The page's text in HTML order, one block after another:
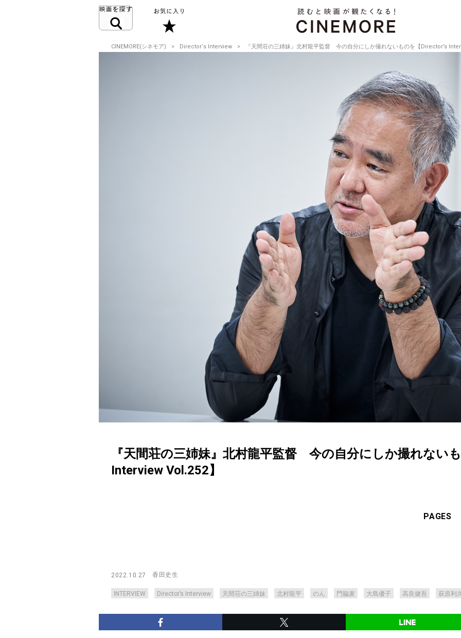
CINEMORE(シネモア) Director‘s Interview 『天間荘の三姉妹』北村龍平監督 今の自分にしか撮れないものを【Director’s
『天間荘の三姉妹』北村龍平監督 今の自分にしか撮れない
Interview Vol.252】
PAGES
2022.10.27 香田史生
INTERVIEW Director’s Interview 天間荘の三姉妹 北村龍平 のん 門脇麦 大島優子 高良健吾 萩原利